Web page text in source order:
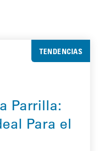
TENDENCIAS
Parrilla:
Para el